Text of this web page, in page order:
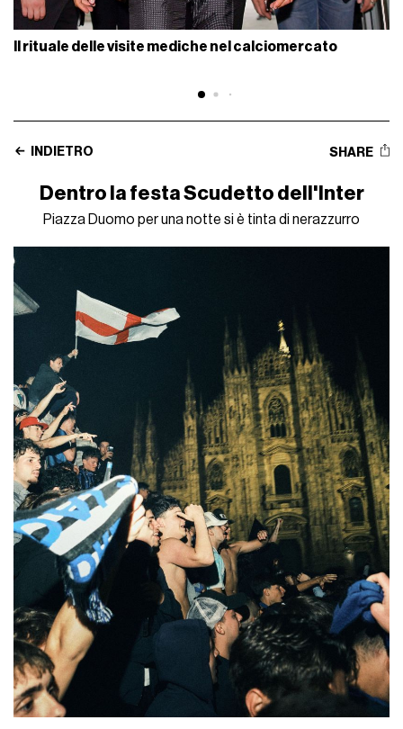
Il rituale delle visite mediche nel calciomercato
INDIETRO SHARE
Dentro la festa Scudetto dell'Inter
Piazza Duomo per una notte si è tinta di nerazzurro